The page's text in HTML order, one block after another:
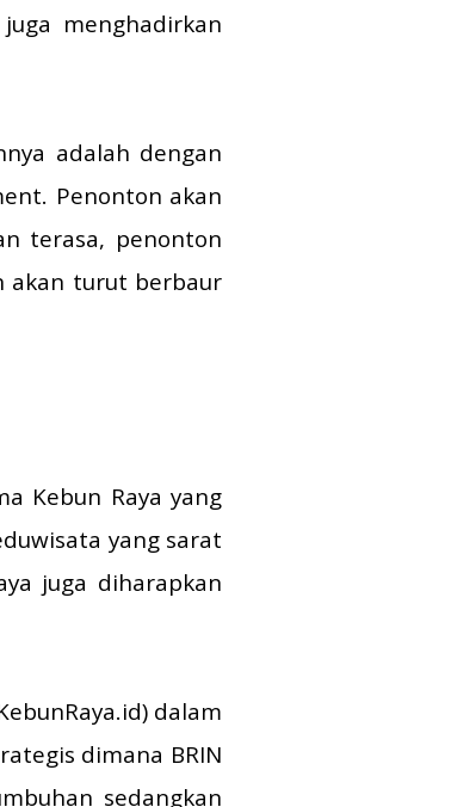
menghadirkan
adalah dengan
Penonton akan
terasa, penonton
akan turut berbaur
Kebun Raya yang
yang sarat
juga diharapkan
dalam
dimana BRIN
sedangkan